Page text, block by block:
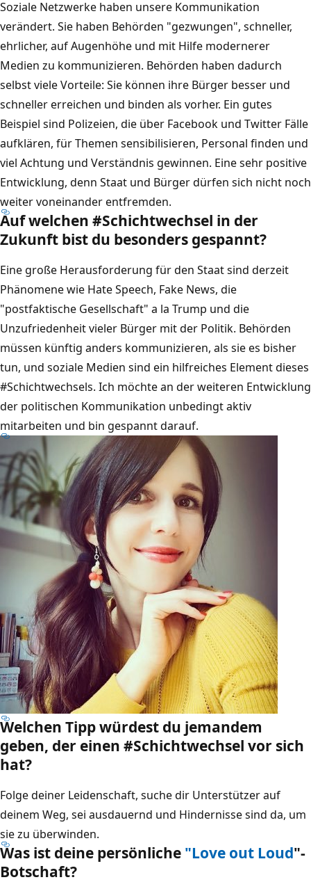
Soziale Netzwerke haben unsere Kommunikation
verändert. Sie haben Behörden "gezwungen", schneller,
ehrlicher, auf Augenhöhe und mit Hilfe modernerer
Medien zu kommunizieren. Behörden haben dadurch
selbst viele Vorteile: Sie können ihre Bürger besser und
schneller erreichen und binden als vorher. Ein gutes
Beispiel sind Polizeien, die über Facebook und Twitter Fälle
aufklären, für Themen sensibilisieren, Personal finden und
viel Achtung und Verständnis gewinnen. Eine sehr positive
Entwicklung, denn Staat und Bürger dürfen sich nicht noch
weiter voneinander entfremden.
Auf welchen #Schichtwechsel in der
Zukunft bist du besonders gespannt?
Eine große Herausforderung für den Staat sind derzeit
Phänomene wie Hate Speech, Fake News, die
"postfaktische Gesellschaft" a la Trump und die
Unzufriedenheit vieler Bürger mit der Politik. Behörden
müssen künftig anders kommunizieren, als sie es bisher
tun, und soziale Medien sind ein hilfreiches Element dieses
#Schichtwechsels. Ich möchte an der weiteren Entwicklung
der politischen Kommunikation unbedingt aktiv
mitarbeiten und bin gespannt darauf.
Welchen Tipp würdest du jemandem
geben, der einen #Schichtwechsel vor sich
hat?
Folge deiner Leidenschaft, suche dir Unterstützer auf
deinem Weg, sei ausdauernd und Hindernisse sind da, um
sie zu überwinden.
Was ist deine persönliche "Love out Loud"-
Botschaft?